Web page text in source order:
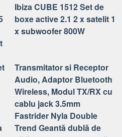
Ibiza CUBE 1512 Set de
boxe active 2.1 2 x satelit 1
x subwoofer 800W
Transmitator si Receptor
Audio, Adaptor Bluetooth
Wireless, Modul TX/RX cu
cablu jack 3.5mm
Fastrider Nyla Double
Trend Geantă dublă de